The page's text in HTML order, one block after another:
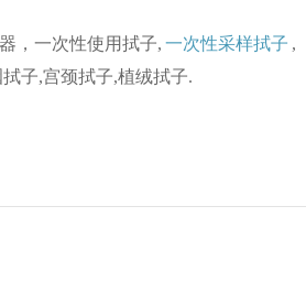
，一次性使用拭子, 一次性采样拭子 ,
子,宫颈拭子,植绒拭子.